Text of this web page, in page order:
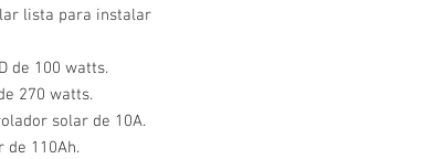
lista para instalar
de 100 watts.
270 watts.
solar de 10A.
de 110Ah.